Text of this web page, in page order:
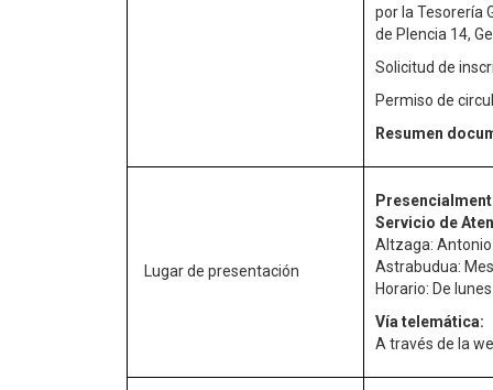
por la Tesorería
de Plencia 14,
Solicitud de
Permiso de
Resumen
Lugar de presentación
Servicio de
Altzaga:
Astrabudua:
Horario: De
Vía telemática:
A través de la